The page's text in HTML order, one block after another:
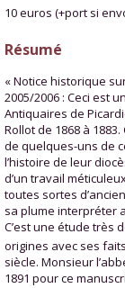
10 euros (+port si
Résumé
« Notice historique
2005/2006 : Ceci est
Antiquaires de
Rollot de 1868 à
de quelques-uns de
l’histoire de leur
d’un travail
toutes sortes
sa plume interpréter
C’est une étude très
origines avec ses
siècle. Monsieur
1891 pour ce